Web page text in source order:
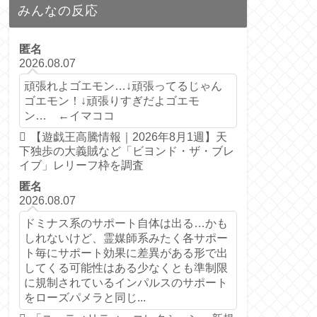
みんなの反応
匿名
2026.08.07
頑張れよゴエモン…↓頑張ってるじゃん
ゴエモン！↓頑張りすぎだよゴエモ
ン… ←イマココ
【遊戯王高騰情報｜2026年8月1週】天
下独歩の大義賊など「ビヨンド・ザ・ブレ
イブ」レリーフ枠を調査
匿名
2026.08.07
ドミナス系のサポート自体は出る…かも
しれないけど、霊媒師系みたく各サポー
ト毎にサポート効果に差異がある形で出
してくる可能性はある少なくとも準制限
に規制されているインパルスのサポート
をローズパメラと同じ...